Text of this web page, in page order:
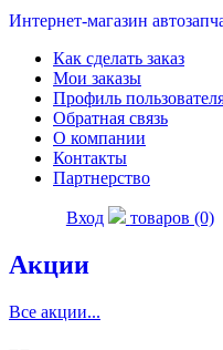
Интернет-магазин
Как сделать заказ
Мои заказы
Профиль
Обратная связь
О компании
Контакты
Партнерство
Вход товаров (0)
Акции
Все акции...